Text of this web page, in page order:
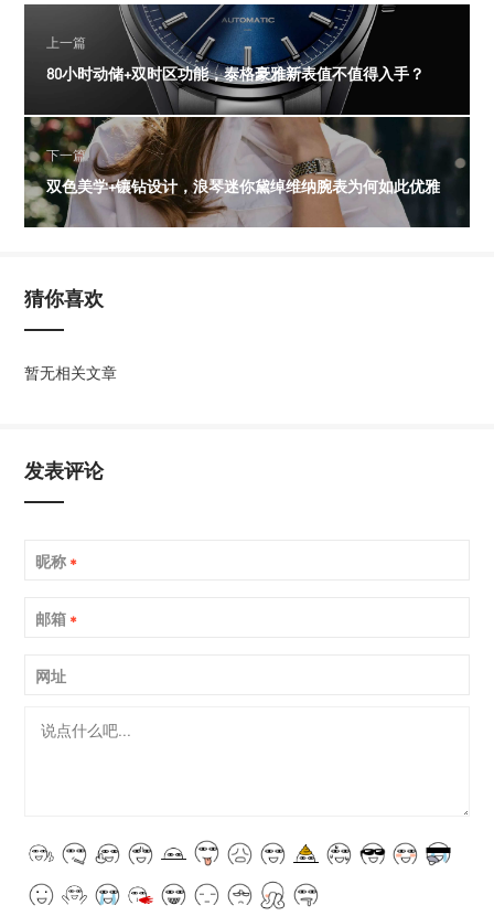
上一篇
80小时动储+双时区功能，泰格豪雅新表值不值得入手？
下一篇
双色美学+镶钻设计，浪琴迷你黛绰维纳腕表为何如此优雅
猜你喜欢
暂无相关文章
发表评论
昵称 *
邮箱 *
网址